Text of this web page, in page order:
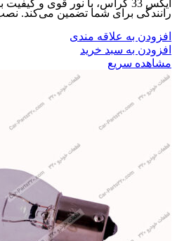
ایکس 33 کراس، با نور قوی و
رانندگی برای شما تضمین می‌کند.
افزودن به علاقه مندی
افزودن به سبد خرید
مشاهده سریع